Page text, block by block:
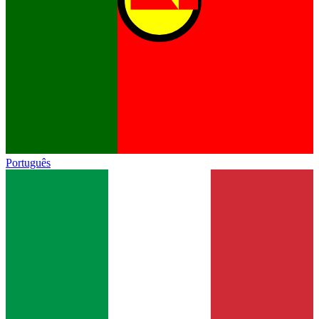
Português